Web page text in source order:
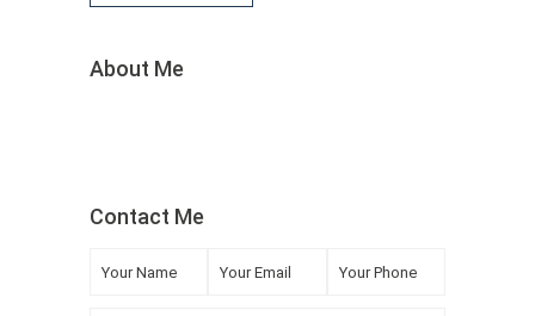
About Me
Contact Me